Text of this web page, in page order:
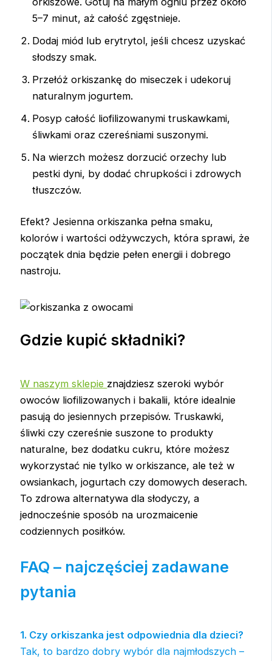
5–7 minut, aż całość zgęstnieje.
Dodaj miód lub erytrytol, jeśli chcesz uzyskać
słodszy smak.
Przełóż orkiszankę do miseczek i udekoruj
naturalnym jogurtem.
Posyp całość liofilizowanymi truskawkami,
śliwkami oraz czereśniami suszonymi.
Na wierzch możesz dorzucić orzechy lub
pestki dyni, by dodać chrupkości i zdrowych
tłuszczów.
Efekt? Jesienna orkiszanka pełna smaku,
kolorów i wartości odżywczych, która sprawi, że
początek dnia będzie pełen energii i dobrego
nastroju.
Gdzie kupić składniki?
W naszym sklepie znajdziesz szeroki wybór
owoców liofilizowanych i bakalii, które idealnie
pasują do jesiennych przepisów. Truskawki,
śliwki czy czereśnie suszone to produkty
naturalne, bez dodatku cukru, które możesz
wykorzystać nie tylko w orkiszance, ale też w
owsiankach, jogurtach czy domowych deserach.
To zdrowa alternatywa dla słodyczy, a
jednocześnie sposób na urozmaicenie
codziennych posiłków.
FAQ – najczęściej zadawane
pytania
1. Czy orkiszanka jest odpowiednia dla dzieci?
Tak, to bardzo dobry wybór dla najmłodszych –